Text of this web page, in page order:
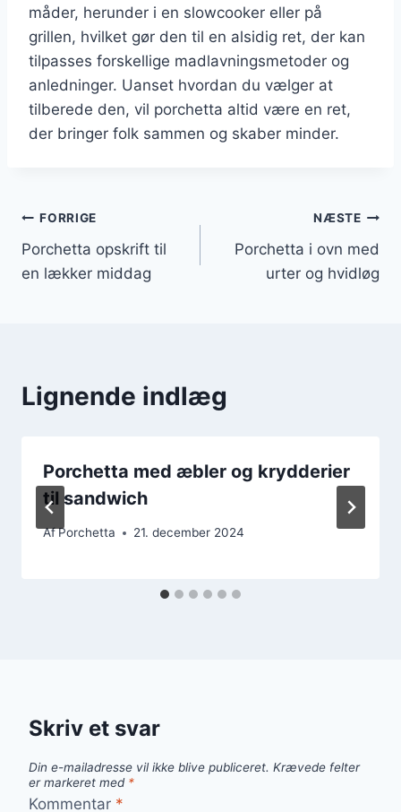
måder, herunder i en slowcooker eller på
grillen, hvilket gør den til en alsidig ret, der kan
tilpasses forskellige madlavningsmetoder og
anledninger. Uanset hvordan du vælger at
tilberede den, vil porchetta altid være en ret,
der bringer folk sammen og skaber minder.
Indlægsnavigation
FORRIGE
Porchetta opskrift til
en lækker middag
NÆSTE
Porchetta i ovn med
urter og hvidløg
Lignende indlæg
Porchetta med æbler og krydderier
til sandwich
AfPorchetta 21. december 2024
Skriv et svar
Din e-mailadresse vil ikke blive publiceret. Krævede felter
er markeret med *
Kommentar *